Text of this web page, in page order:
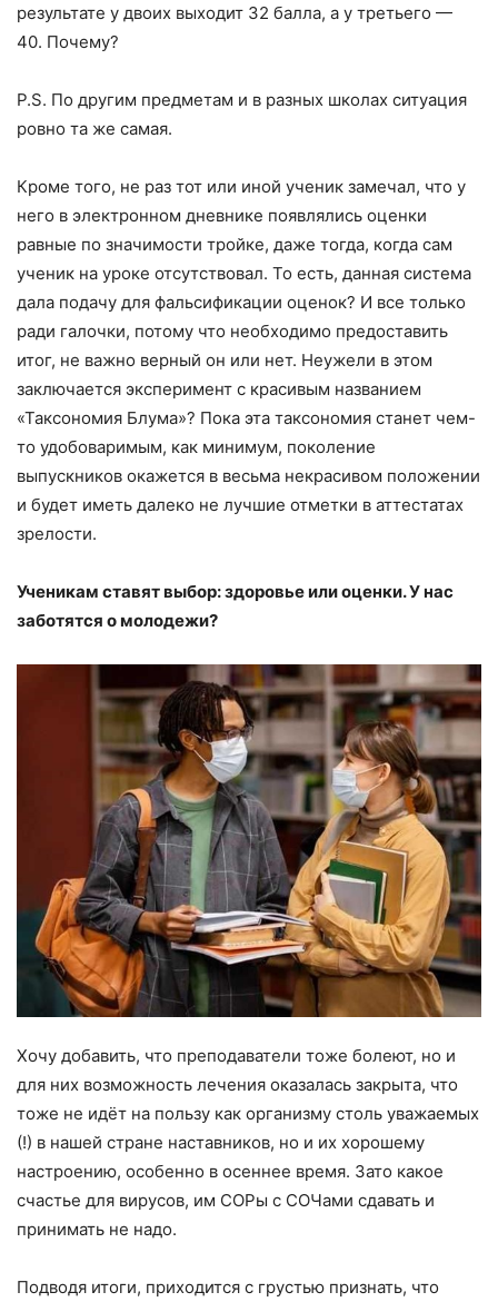
результате у двоих выходит 32 балла, а у третьего —
40. Почему?
P.S. По другим предметам и в разных школах ситуация
ровно та же самая.
Кроме того, не раз тот или иной ученик замечал, что у
него в электронном дневнике появлялись оценки
равные по значимости тройке, даже тогда, когда сам
ученик на уроке отсутствовал. То есть, данная система
дала подачу для фальсификации оценок? И все только
ради галочки, потому что необходимо предоставить
итог, не важно верный он или нет. Неужели в этом
заключается эксперимент с красивым названием
«Таксономия Блума»? Пока эта таксономия станет чем-
то удобоваримым, как минимум, поколение
выпускников окажется в весьма некрасивом положении
и будет иметь далеко не лучшие отметки в аттестатах
зрелости.
Ученикам ставят выбор: здоровье или оценки. У нас
заботятся о молодежи?
Хочу добавить, что преподаватели тоже болеют, но и
для них возможность лечения оказалась закрыта, что
тоже не идёт на пользу как организму столь уважаемых
(!) в нашей стране наставников, но и их хорошему
настроению, особенно в осеннее время. Зато какое
счастье для вирусов, им СОРы с СОЧами сдавать и
принимать не надо.
Подводя итоги, приходится с грустью признать, что